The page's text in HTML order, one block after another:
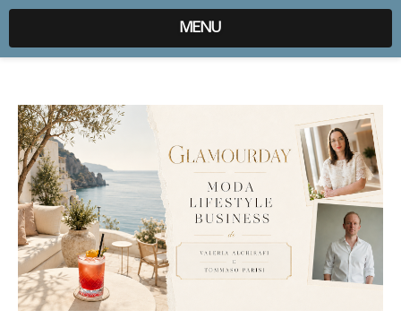
expr:lang=it;data:blog.locale
MENU